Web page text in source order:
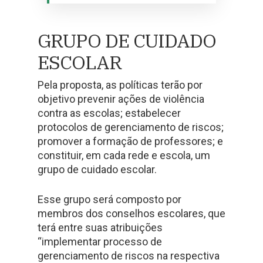
GRUPO DE CUIDADO
ESCOLAR
Pela proposta, as políticas terão por
objetivo prevenir ações de violência
contra as escolas; estabelecer
protocolos de gerenciamento de riscos;
promover a formação de professores; e
constituir, em cada rede e escola, um
grupo de cuidado escolar.
Esse grupo será composto por
membros dos conselhos escolares, que
terá entre suas atribuições
“implementar processo de
gerenciamento de riscos na respectiva